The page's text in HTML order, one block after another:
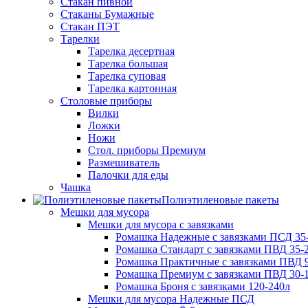
Стаканы Бумажные
Стакан ПЭТ
Тарелки
Тарелка десертная
Тарелка большая
Тарелка суповая
Тарелка картонная
Столовые приборы
Вилки
Ложки
Ножи
Стол. приборы Премиум
Размешиватель
Палочки для еды
Чашка
Полиэтиленовые пакеты
Мешки для мусора
Мешки для мусора с завязками
Ромашка Надежные с завязками ПСД
Ромашка Стандарт с завязками ПВД 35-
Ромашка Практичные с завязками ПВД
Ромашка Премиум с завязками ПВД 30-
Ромашка Броня с завязками 120-240л
Мешки для мусора Надежные ПСД